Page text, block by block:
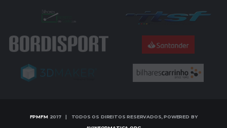
FPMFM2017 | TODOS OS DIREITOS RESERVADOS, POWERED BY